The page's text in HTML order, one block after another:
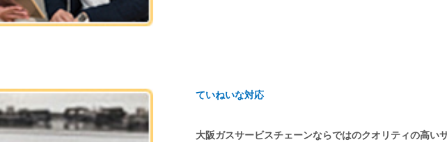
ていねいな対応
大阪ガスサービスチェーンならではのクオリティの高い